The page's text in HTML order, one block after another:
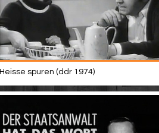
Heisse spuren (ddr 1974)